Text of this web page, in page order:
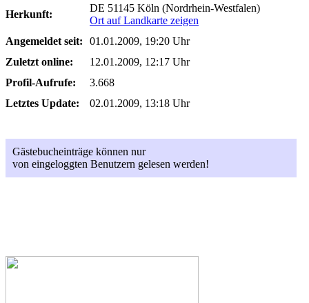
Herkunft:
DE 51145 Köln (Nordrhein-Westfalen)
Ort auf Landkarte zeigen
Angemeldet seit:
01.01.2009, 19:20 Uhr
Zuletzt online:
12.01.2009, 12:17 Uhr
Profil-Aufrufe:
3.668
Letztes Update:
02.01.2009, 13:18 Uhr
Gästebucheinträge können nur
von eingeloggten Benutzern gelesen werden!